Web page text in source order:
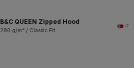
B&C QUEEN Zipped Hood
280 g/m² / Classic Fit
+7